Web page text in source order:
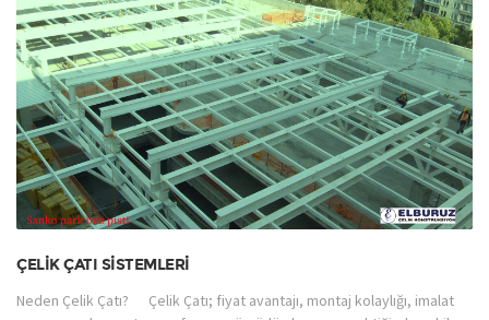
ÇELIK ÇATI SISTEMLERI
Neden Çelik Çatı? Çelik Çatı; fiyat avantajı, montaj kolaylığı, imalat